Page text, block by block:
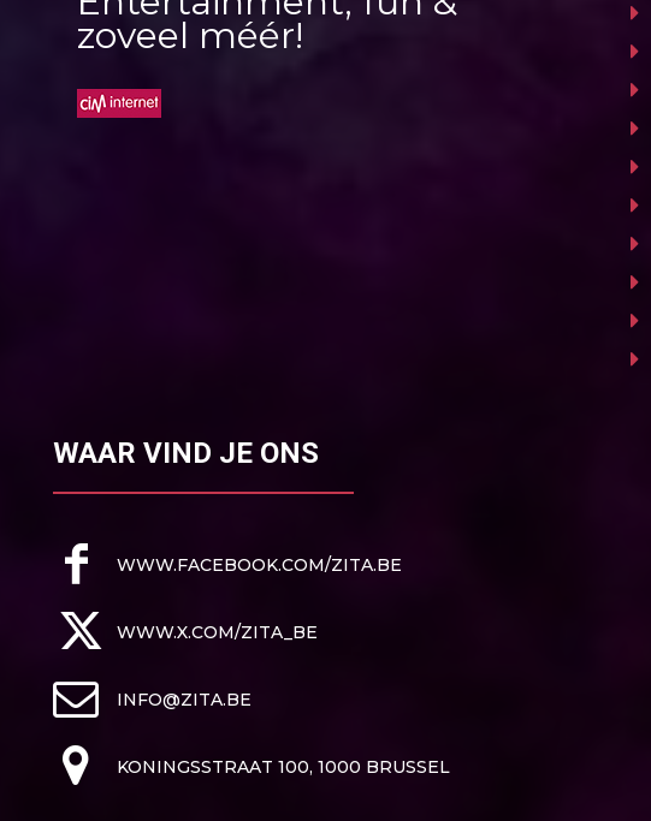
zoveel méér!
WAAR VIND JE ONS
WWW.FACEBOOK.COM/ZITA.BE
WWW.X.COM/ZITA_BE
INFO@ZITA.BE
KONINGSSTRAAT 100, 1000 BRUSSEL